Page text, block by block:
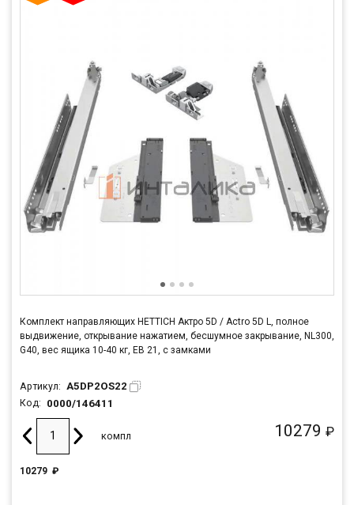
Комплект направляющих HETTICH Актро 5D / Actro 5D L, полное
выдвижение, открывание нажатием, бесшумное закрывание, NL300,
G40, вес ящика 10-40 кг, ЕВ 21, с замками
Артикул: A5DP2OS22
Код: 0000/146411
10279 ₽
компл
10279 ₽